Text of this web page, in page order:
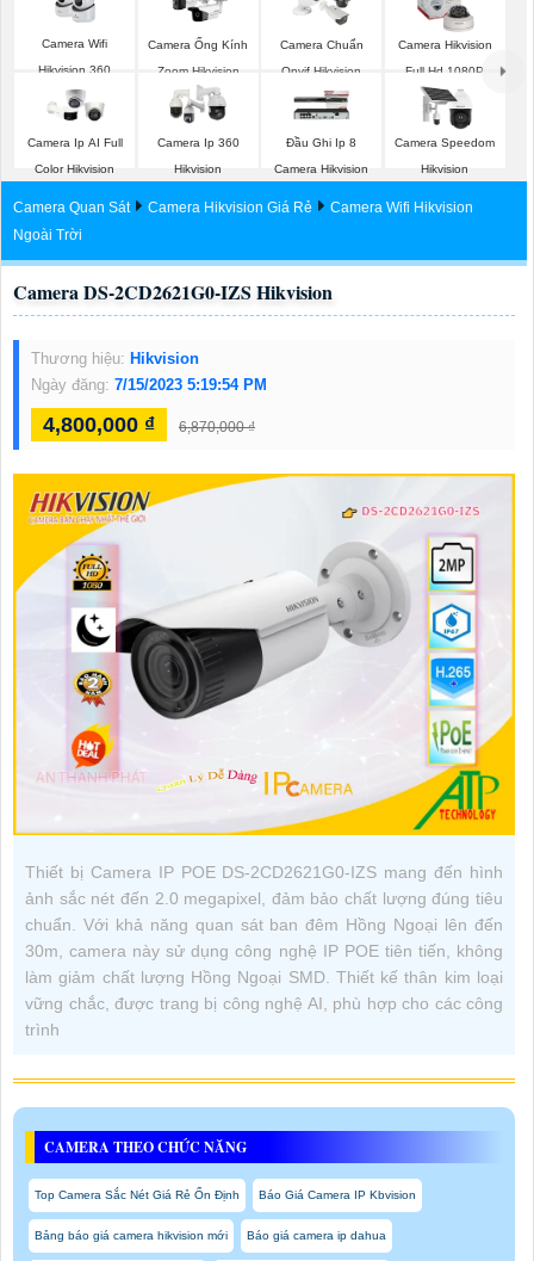
Camera Wifi
Hikvision 360
Camera Ống Kính
Zoom Hikvision
Camera Chuẩn
Onvif Hikvision
Camera Hikvision
Full Hd 1080P
Camera Ip AI Full
Color Hikvision
Camera Ip 360
Hikvision
Đầu Ghi Ip 8
Camera Hikvision
Camera Speedom
Hikvision
Camera Quan Sát Camera Hikvision Giá Rẻ
Camera Wifi Hikvision
Ngoài Trời
Camera DS-2CD2621G0-IZS Hikvision
Thương hiệu: Hikvision
Ngày đăng: 7/15/2023 5:19:54 PM
4,800,000 ₫ 6,870,000 ₫
Thiết bị Camera IP POE DS-2CD2621G0-IZS mang đến hình
ảnh sắc nét đến 2.0 megapixel, đảm bảo chất lượng đúng tiêu
chuẩn. Với khả năng quan sát ban đêm Hồng Ngoại lên đến
30m, camera này sử dụng công nghệ IP POE tiên tiến, không
làm giảm chất lượng Hồng Ngoại SMD. Thiết kế thân kim loại
vững chắc, được trang bị công nghệ AI, phù hợp cho các công
trình
CAMERA THEO CHỨC NĂNG
Top Camera Sắc Nét Giá Rẻ Ổn Định Báo Giá Camera IP Kbvision
Bảng báo giá camera hikvision mới Báo giá camera ip dahua